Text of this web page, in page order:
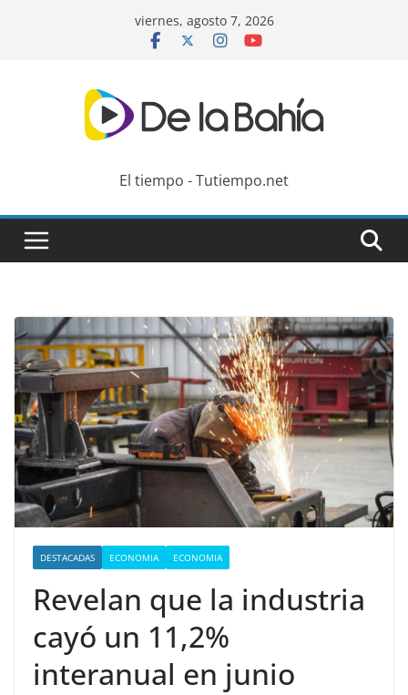
viernes, agosto 7, 2026
El tiempo - Tutiempo.net
DESTACADAS ECONOMIA ECONOMIA
Revelan que la industria
cayó un 11,2%
interanual en junio